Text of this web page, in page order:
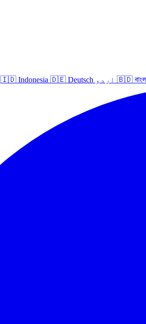
🇧🇩 اردو 🇮🇩 Indonesia 🇩🇪 Deutsch